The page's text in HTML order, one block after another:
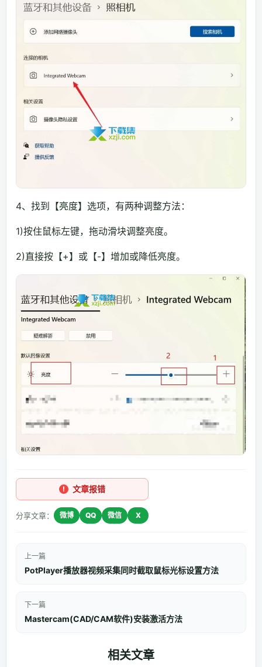
4、找到【亮度】选项，有两种调整方法：
1)按住鼠标左键，拖动滑块调整亮度。
2)直接按【+】或【-】增加或降低亮度。
文章报错
分享文章： 微博 QQ 微信 X
上一篇
PotPlayer播放器视频采集同时截取鼠标光标设置方法
下一篇
Mastercam(CAD/CAM软件)安装激活方法
相关文章